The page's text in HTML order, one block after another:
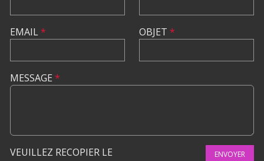
EMAIL* OBJET *
MESSAGE *
VEUILLEZ RECOPIER LE
ENVOYER